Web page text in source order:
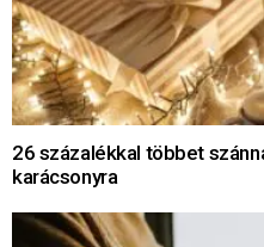
26 százalékkal többet
karácsonyra